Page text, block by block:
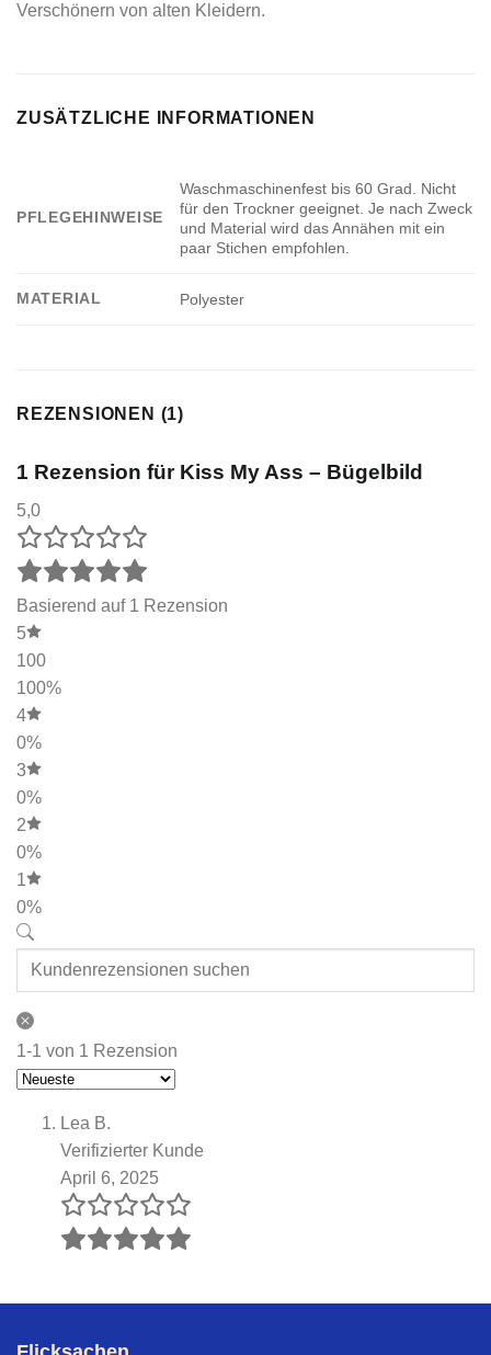
Verschönern von alten Kleidern.
ZUSÄTZLICHE INFORMATIONEN
PFLEGEHINWEISE
Waschmaschinenfest bis 60 Grad. Nicht
für den Trockner geeignet. Je nach Zweck
und Material wird das Annähen mit ein
paar Stichen empfohlen.
MATERIAL Polyester
REZENSIONEN (1)
1 Rezension für Kiss My Ass – Bügelbild
5,0
Basierend auf 1 Rezension
5
100
100%
4
0%
3
0%
2
0%
1
0%
1-1 von 1 Rezension
Lea B.
Verifizierter Kunde
April 6, 2025